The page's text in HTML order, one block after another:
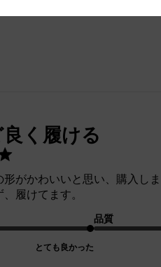
く履ける
がかわいいと思い、購入し
履けてます。
とても良かった
品質